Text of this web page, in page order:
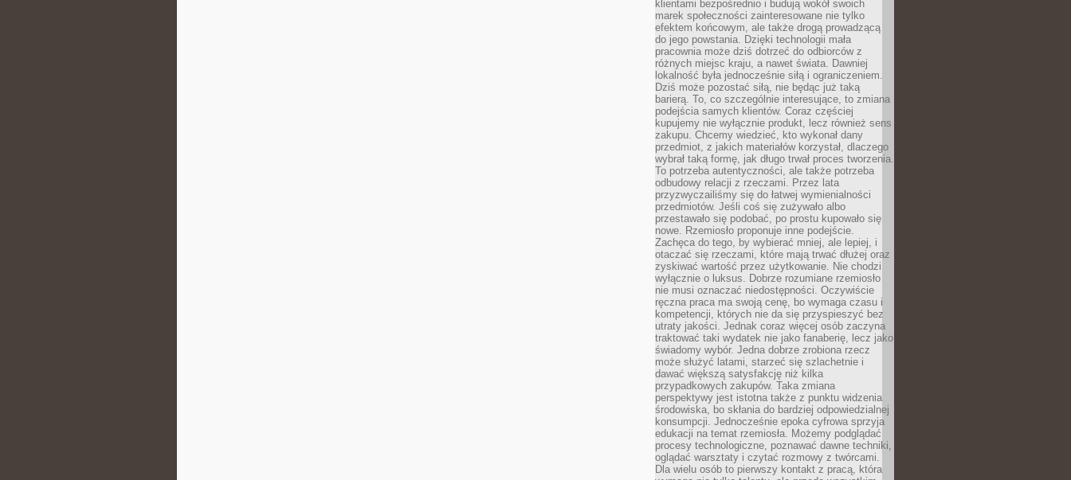
klientami bezpośrednio i budują wokół swoich
marek społeczności zainteresowane nie tylko
efektem końcowym, ale także drogą prowadzącą
do jego powstania. Dzięki technologii mała
pracownia może dziś dotrzeć do odbiorców z
różnych miejsc kraju, a nawet świata. Dawniej
lokalność była jednocześnie siłą i ograniczeniem.
Dziś może pozostać siłą, nie będąc już taką
barierą. To, co szczególnie interesujące, to zmiana
podejścia samych klientów. Coraz częściej
kupujemy nie wyłącznie produkt, lecz również sens
zakupu. Chcemy wiedzieć, kto wykonał dany
przedmiot, z jakich materiałów korzystał, dlaczego
wybrał taką formę, jak długo trwał proces tworzenia.
To potrzeba autentyczności, ale także potrzeba
odbudowy relacji z rzeczami. Przez lata
przyzwyczailiśmy się do łatwej wymienialności
przedmiotów. Jeśli coś się zużywało albo
przestawało się podobać, po prostu kupowało się
nowe. Rzemiosło proponuje inne podejście.
Zachęca do tego, by wybierać mniej, ale lepiej, i
otaczać się rzeczami, które mają trwać dłużej oraz
zyskiwać wartość przez użytkowanie. Nie chodzi
wyłącznie o luksus. Dobrze rozumiane rzemiosło
nie musi oznaczać niedostępności. Oczywiście
ręczna praca ma swoją cenę, bo wymaga czasu i
kompetencji, których nie da się przyspieszyć bez
utraty jakości. Jednak coraz więcej osób zaczyna
traktować taki wydatek nie jako fanaberię, lecz jako
świadomy wybór. Jedna dobrze zrobiona rzecz
może służyć latami, starzeć się szlachetnie i
dawać większą satysfakcję niż kilka
przypadkowych zakupów. Taka zmiana
perspektywy jest istotna także z punktu widzenia
środowiska, bo skłania do bardziej odpowiedzialnej
konsumpcji. Jednocześnie epoka cyfrowa sprzyja
edukacji na temat rzemiosła. Możemy podglądać
procesy technologiczne, poznawać dawne techniki,
oglądać warsztaty i czytać rozmowy z twórcami.
Dla wielu osób to pierwszy kontakt z pracą, która